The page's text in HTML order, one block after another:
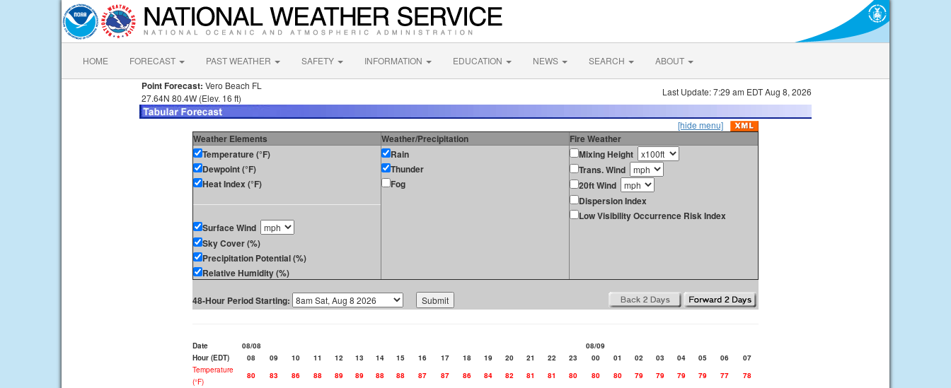
HOME FORECAST PAST WEATHER SAFETY INFORMATION EDUCATION NEWS SEARCH ABOUT
Point Forecast: Vero Beach FL
27.64N 80.4W (Elev. 16 ft)
Last Update: 7:29 am EDT Aug 8, 2026
[hide menu]
Weather Elements Weather/Precipitation
Fire Weather
Temperature (°F)
Dewpoint (°F)
Heat Index (°F)
Surface Wind
Sky Cover (%)
Precipitation Potential (%)
Relative Humidity (%)
Rain
Thunder
Fog
Mixing Height
Trans. Wind
20ft Wind
Dispersion Index
Low Visibility Occurrence Risk Index
48-Hour Period Starting:
Date 08/08
08/09
Hour (EDT)
08 09 10 11 12 13 14 15 16 17 18 19 20 21 22 23 00 01 02 03 04 05 06
07
Temperature
(°F)
80 83 86 88 89 89 88 88 87 87 86 84 82 81 81 80 80 80 79 79 79 79 77
78